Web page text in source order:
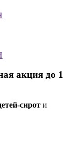
акция до 1
сирот и